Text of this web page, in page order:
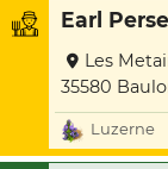
Earl
Les
35580
Luzerne